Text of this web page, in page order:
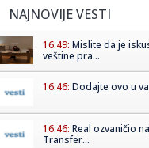
NAJNOVIJE VESTI
16:49: Mislite da je
veštine pra...
16:46: Dodajte ovo u
16:46: Real ozvaničio
Transfer...